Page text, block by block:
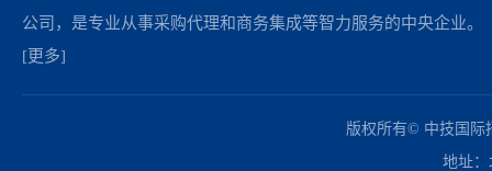
公司，是专业从事采购代理和商务集成等智力服务的中央企业。
[更多]
版权所有© 中技国际
地址：